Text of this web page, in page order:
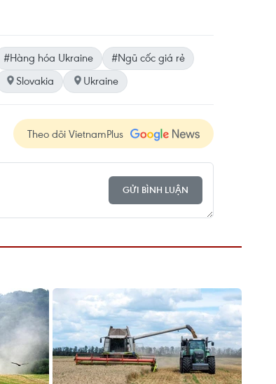
#Hàng hóa Ukraine
#Ngũ cốc giá rẻ
Slovakia Ukraine
Theo dõi VietnamPlus
GỬI BÌNH LUẬN